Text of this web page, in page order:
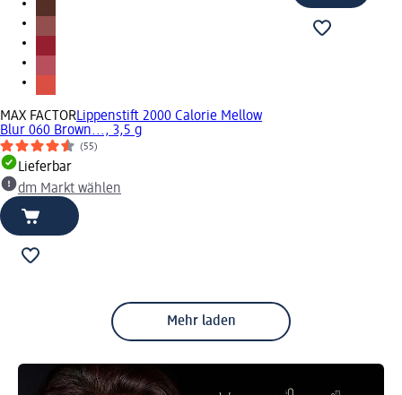
MAX FACTORLippenstift 2000 Calorie Mellow
Blur 060 Brown..., 3,5 g
(55)
Lieferbar
dm Markt wählen
Mehr laden